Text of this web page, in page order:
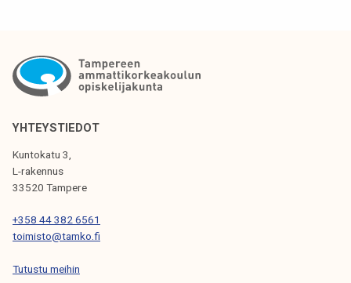
k
j
a
k
u
n
a
k
a
p
n
g
n
p
a
YHTEYSTIEDOT
Kuntokatu 3,
L-rakennus
33520 Tampere
+358 44 382 6561
toimisto@tamko.fi
Tutustu meihin